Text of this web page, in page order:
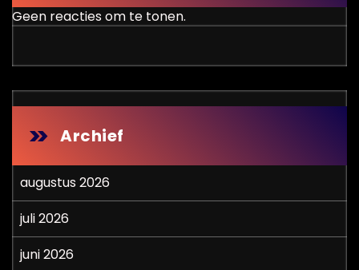
Geen reacties om te tonen.
Archief
augustus 2026
juli 2026
juni 2026